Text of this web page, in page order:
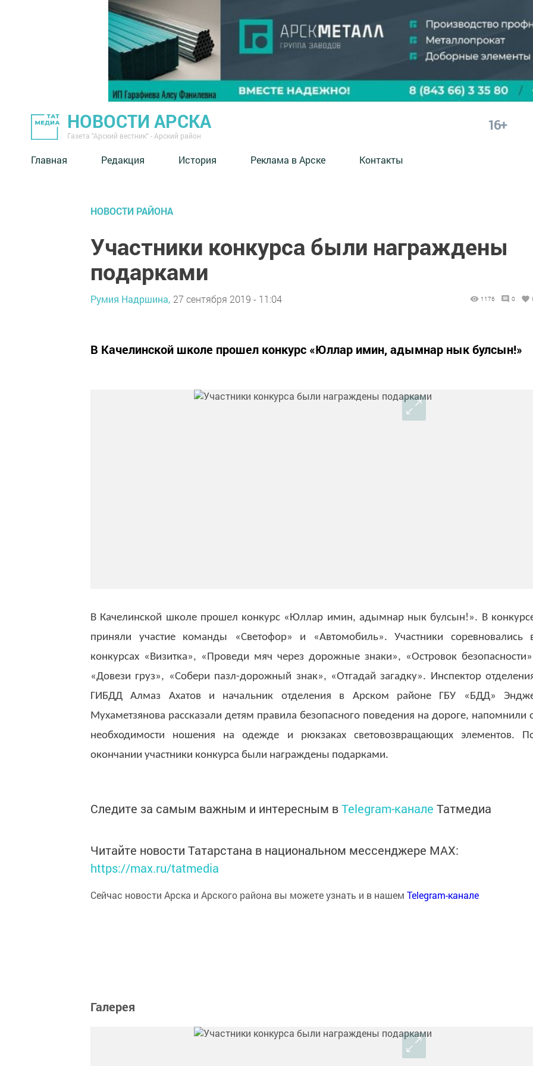
НОВОСТИ АРСКА
Газета "Арский вестник" - Арский район
16+
Главная Редакция История Реклама в Арске Контакты
НОВОСТИ РАЙОНА
Участники конкурса были награждены
подарками
Румия Надршина, 27 сентября 2019 - 11:04 1176 0
В Качелинской школе прошел конкурс «Юллар имин, адымнар нык булсын!»
В Качелинской школе прошел конкурс «Юллар имин, адымнар нык булсын!». В
приняли участие команды «Светофор» и «Автомобиль». Участники соревновались
конкурсах «Визитка», «Проведи мяч через дорожные знаки», «Островок
«Довези груз», «Собери пазл-дорожный знак», «Отгадай загадку». Инспектор
ГИБДД Алмаз Ахатов и начальник отделения в Арском районе ГБУ «БДД»
Мухаметзянова рассказали детям правила безопасного поведения на дороге, напомнили
необходимости ношения на одежде и рюкзаках световозвращающих элементов.
окончании участники конкурса были награждены подарками.
Следите за самым важным и интересным вTelegram-канале Татмедиа
Читайте новости Татарстана в национальном мессенджере MАХ:
https://max.ru/tatmedia
Сейчас новости Арска и Арского района вы можете узнать и в нашем Telegram-канале
Галерея